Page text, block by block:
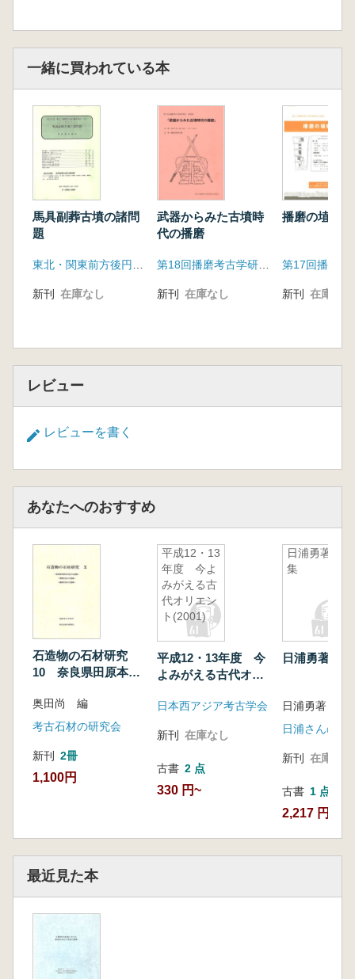
一緒に買われている本
馬具副葬古墳の諸問
題
東北・関東前方後円墳研究会
新刊 在庫なし
武器からみた古墳時
代の播磨
第18回播磨考古学研究集会実行委員会
新刊 在庫なし
播磨の埴輪
新刊 在庫なし
レビュー
レビューを書く
あなたへのおすすめ
石造物の石材研究
10 奈良県田原本付
近の石造物 越前付
近の石造物
奥田尚 編
考古石材の研究会
新刊 2冊
1,100円
平成12・13
年度 今よ
みがえる古
代オリエン
ト(2001)
平成12・13年度 今
よみがえる古代オリ
日本西アジア考古学会
新刊 在庫なし
古書 2 点
330 円~
日浦勇著作
集
日浦勇著作集
日浦勇著
新刊 在庫なし
古書 1 点
2,217 円
最近見た本